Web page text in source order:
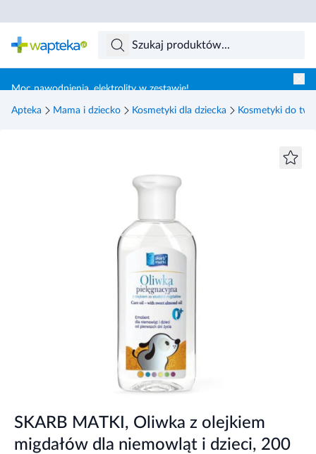
Moc nawodnienia, elektrolity w zestawie!
Apteka Mama i dziecko Kosmetyki dla dziecka Kosmetyki do
SKARB MATKI, Oliwka z olejkiem
migdałów dla niemowląt i dzieci, 200